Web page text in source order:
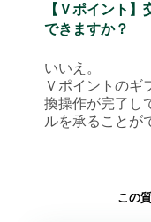
【Ｖポイント
できますか？
いいえ。
Ｖポイントのギ
換操作が完了し
ルを承ることが
この